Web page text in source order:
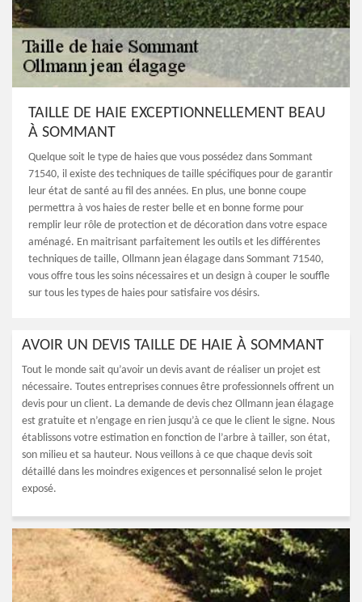
TAILLE DE HAIE EXCEPTIONNELLEMENT BEAU
À SOMMANT
Quelque soit le type de haies que vous possédez dans Sommant
71540, il existe des techniques de taille spécifiques pour de garantir
leur état de santé au fil des années. En plus, une bonne coupe
permettra à vos haies de rester belle et en bonne forme pour
remplir leur rôle de protection et de décoration dans votre espace
aménagé. En maitrisant parfaitement les outils et les différentes
techniques de taille, Ollmann jean élagage dans Sommant 71540,
vous offre tous les soins nécessaires et un design à couper le souffle
sur tous les types de haies pour satisfaire vos désirs.
AVOIR UN DEVIS TAILLE DE HAIE À SOMMANT
Tout le monde sait qu’avoir un devis avant de réaliser un projet est
nécessaire. Toutes entreprises connues être professionnels offrent un
devis pour un client. La demande de devis chez Ollmann jean élagage
est gratuite et n’engage en rien jusqu’à ce que le client le signe. Nous
établissons votre estimation en fonction de l’arbre à tailler, son état,
son milieu et sa hauteur. Nous veillons à ce que chaque devis soit
détaillé dans les moindres exigences et personnalisé selon le projet
exposé.